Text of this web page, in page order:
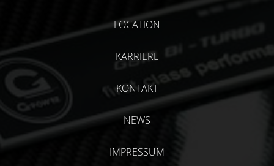
LOCATION
KARRIERE
KONTAKT
NEWS
IMPRESSUM